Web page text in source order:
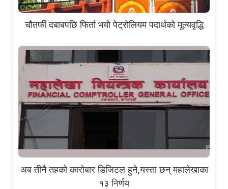
चौतर्फी दबाबपछि फिर्ता भयो पेट्रोलियम पदार्थको मूल्यवृद्धि
अब तीनै तहको कारोबार डिजिटल हुने,यस्ता छन् महालेखाका
१३ निर्णय